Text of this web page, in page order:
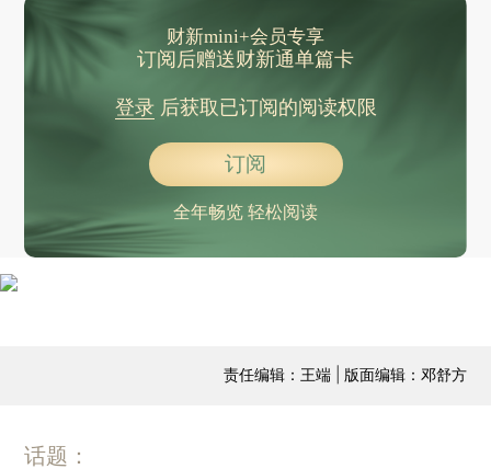
财新mini+会员专享
订阅后赠送财新通单篇卡
登录后获取已订阅的阅读权限
订阅
全年畅览 轻松阅读
责任编辑：王端 | 版面编辑：邓舒方
话题：